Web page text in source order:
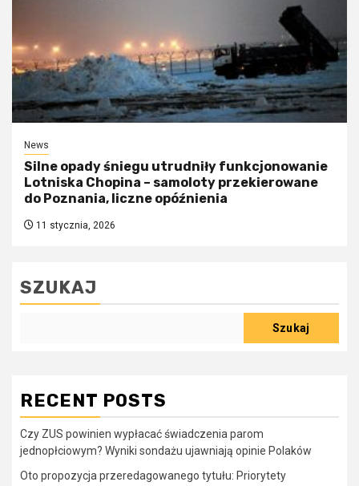
News
Silne opady śniegu utrudniły funkcjonowanie
Lotniska Chopina – samoloty przekierowane
do Poznania, liczne opóźnienia
11 stycznia, 2026
SZUKAJ
Szukaj
RECENT POSTS
Czy ZUS powinien wypłacać świadczenia parom
jednopłciowym? Wyniki sondażu ujawniają opinie Polaków
Oto propozycja przeredagowanego tytułu: Priorytety